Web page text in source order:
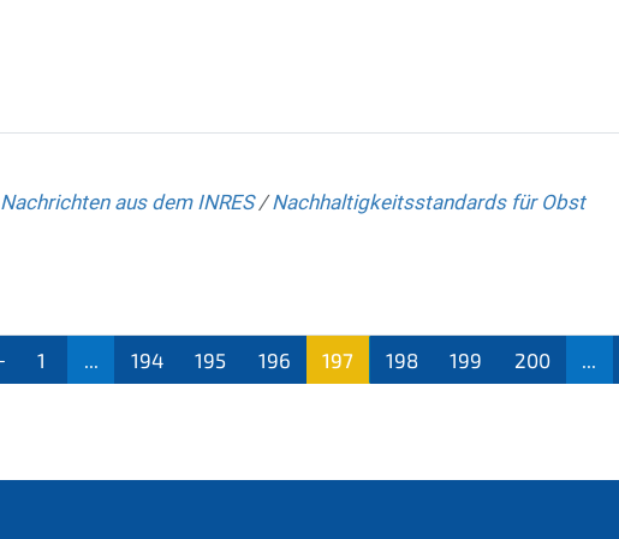
Nachrichten aus dem INRES /Nachhaltigkeitsstandards für Obst
1 194 195 196
197
198 199 200